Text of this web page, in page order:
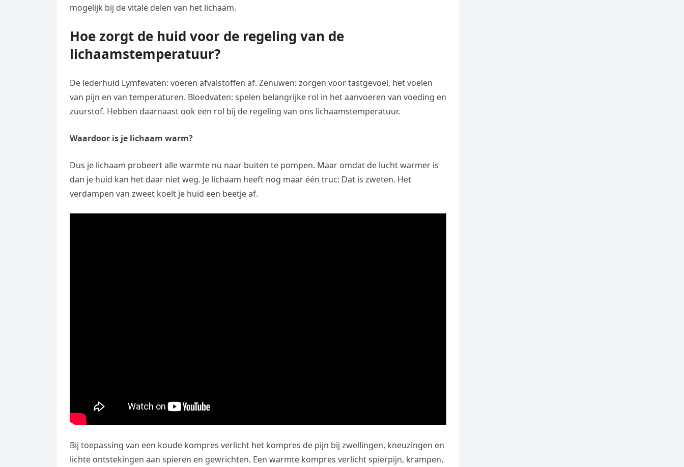
mogelijk bij de vitale delen van het lichaam.
Hoe zorgt de huid voor de regeling van de
lichaamstemperatuur?
De lederhuid Lymfevaten: voeren afvalstoffen af. Zenuwen: zorgen voor tastgevoel, het voelen
van pijn en van temperaturen. Bloedvaten: spelen belangrijke rol in het aanvoeren van voeding en
zuurstof. Hebben daarnaast ook een rol bij de regeling van ons lichaamstemperatuur.
Waardoor is je lichaam warm?
Dus je lichaam probeert alle warmte nu naar buiten te pompen. Maar omdat de lucht warmer is
dan je huid kan het daar niet weg. Je lichaam heeft nog maar één truc: Dat is zweten. Het
verdampen van zweet koelt je huid een beetje af.
Bij toepassing van een koude kompres verlicht het kompres de pijn bij zwellingen, kneuzingen en
lichte ontstekingen aan spieren en gewrichten. Een warmte kompres verlicht spierpijn, krampen,